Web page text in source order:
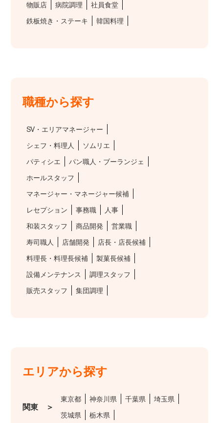
物販店
病院調理
社員食堂
鉄板焼き・ステーキ
韓国料理
職種から探す
SV・エリアマネージャー
シェフ・料理人
ソムリエ
パティシエ
パン職人・ブーランジェ
ホールスタッフ
マネージャー・マネージャー候補
レセプション
事務職
人事
和装スタッフ
商品開発
営業職
寿司職人
店舗開発
店長・店長候補
料理長・料理長候補
製菓長候補
設備メンテナンス
調理スタッフ
販売スタッフ
集団調理
エリアから探す
関東 ＞
東京都 神奈川県 千葉県
埼玉県
茨城県
栃木県